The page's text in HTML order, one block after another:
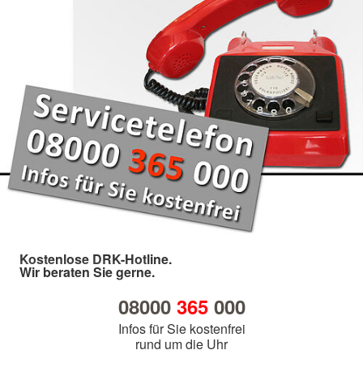
Kostenlose DRK-Hotline.
Wir beraten Sie gerne.
08000 365000
Infos für Sie kostenfrei
rund um die Uhr